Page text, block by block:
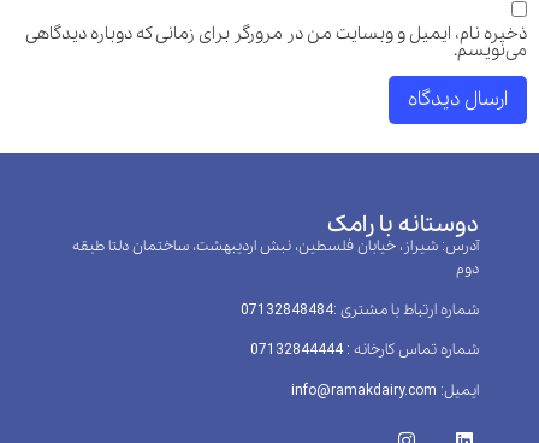
ذخیره نام، ایمیل و وبسایت من در مرورگر برای زمانی که دوباره دیدگاهی
می‌نویسم.
دوستانه با رامک
آدرس: شیراز، خیابان فلسطین، نبش اردیبهشت، ساختمان دلتا طبقه
دوم
شماره ارتباط با مشتری :‌07132848484
شماره تماس کارخانه : 07132844444
ایمیل: info@ramakdairy.com